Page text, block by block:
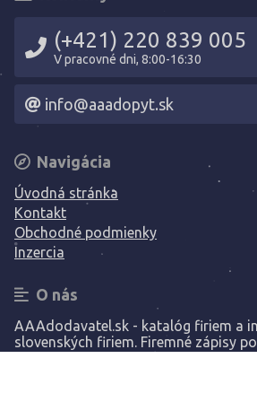
(+421) 220 839 005
V pracovné dni, 8:00-16:30
info@aaadopyt.sk
Navigácia
Úvodná stránka
Kontakt
Obchodné podmienky
Inzercia
O nás
AAAdodavatel.sk - katalóg firiem a
slovenských firiem. Firemné zápisy